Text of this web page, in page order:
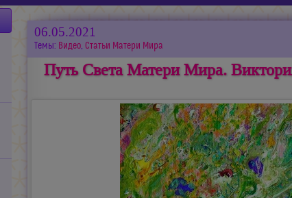
06.05.2021
Темы: Видео, Статьи Матери Мира
Путь Света Матери Мира.